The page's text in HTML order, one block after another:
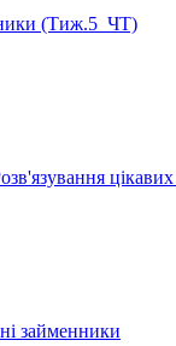
(Тиж.5_ЧТ)
цікавих
займенники